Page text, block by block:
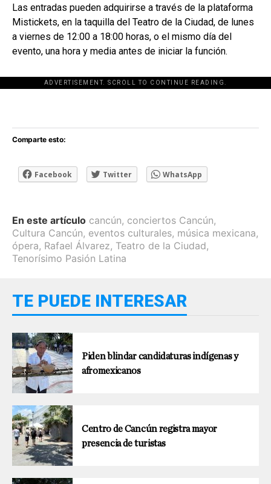
Las entradas pueden adquirirse a través de la plataforma
Mistickets, en la taquilla del Teatro de la Ciudad, de lunes
a viernes de 12:00 a 18:00 horas, o el mismo día del
evento, una hora y media antes de iniciar la función.
ADVERTISEMENT. SCROLL TO CONTINUE READING.
[adsforwp id="243463"]
Comparte esto:
Facebook Twitter WhatsApp
En este artículo cancún, conciertos Cancún,
Cultura Cancún, eventos culturales, música mexicana,
ópera, Rafael Álvarez, Teatro de la Ciudad,
Tenorísimo Pasión Latina
TE PUEDE INTERESAR
Piden blindar candidaturas indígenas y
afromexicanos
Centro de Cancún registra mayor
presencia de turistas